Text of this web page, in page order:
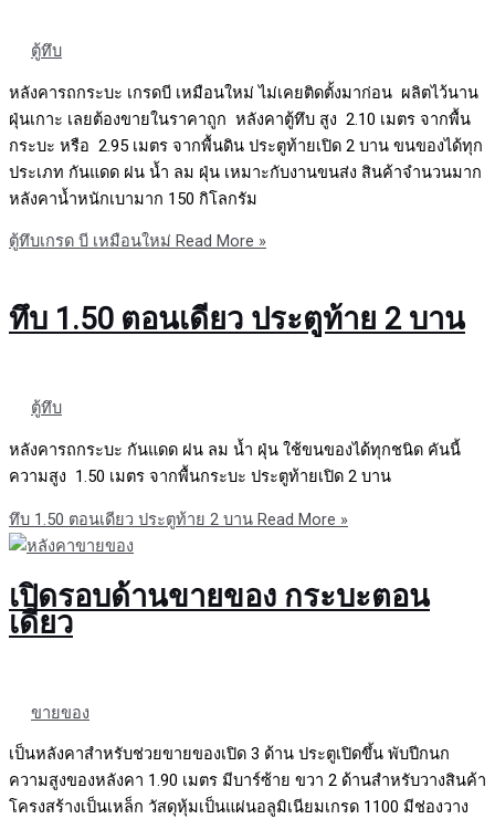
ตู้ทึบ
หลังคารถกระบะ เกรดบี เหมือนใหม่ ไม่เคยติดตั้งมาก่อน ผลิตไว้นาน
ฝุ่นเกาะ เลยต้องขายในราคาถูก หลังคาตู้ทึบ สูง 2.10 เมตร จากพื้น
กระบะ หรือ 2.95 เมตร จากพื้นดิน ประตูท้ายเปิด 2 บาน ขนของได้ทุก
ประเภท กันแดด ฝน น้ำ ลม ฝุ่น เหมาะกับงานขนส่ง สินค้าจำนวนมาก
หลังคาน้ำหนักเบามาก 150 กิโลกรัม
ตู้ทึบเกรด บี เหมือนใหม่ Read More »
ทึบ 1.50 ตอนเดียว ประตูท้าย 2 บาน
ตู้ทึบ
หลังคารถกระบะ กันแดด ฝน ลม น้ำ ฝุ่น ใช้ขนของได้ทุกชนิด คันนี้
ความสูง 1.50 เมตร จากพื้นกระบะ ประตูท้ายเปิด 2 บาน
ทึบ 1.50 ตอนเดียว ประตูท้าย 2 บาน Read More »
เปิดรอบด้านขายของ กระบะตอน
เดียว
ขายของ
เป็นหลังคาสำหรับช่วยขายของเปิด 3 ด้าน ประตูเปิดขึ้น พับปีกนก
ความสูงของหลังคา 1.90 เมตร มีบาร์ซ้าย ขวา 2 ด้านสำหรับวางสินค้า
โครงสร้างเป็นเหล็ก วัสดุหุ้มเป็นแผ่นอลูมิเนียมเกรด 1100 มีช่องวาง